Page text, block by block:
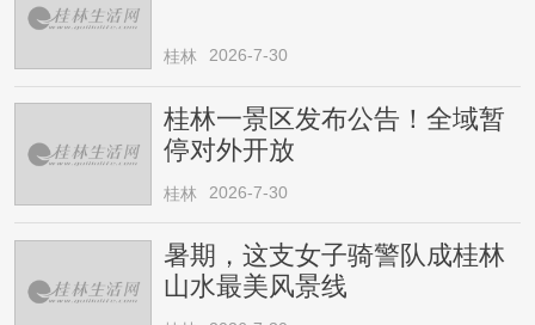
桂林 2026-7-30
桂林一景区发布公告！全域暂
停对外开放
桂林 2026-7-30
暑期，这支女子骑警队成桂林
山水最美风景线